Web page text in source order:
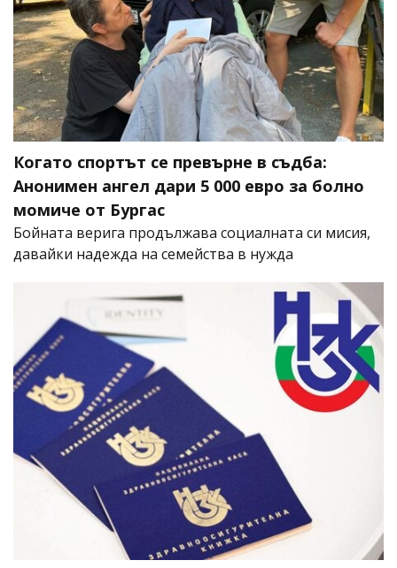
Когато спортът се превърне в съдба:
Анонимен ангел дари 5 000 евро за болно
момиче от Бургас
Бойната верига продължава социалната си мисия,
давайки надежда на семейства в нужда